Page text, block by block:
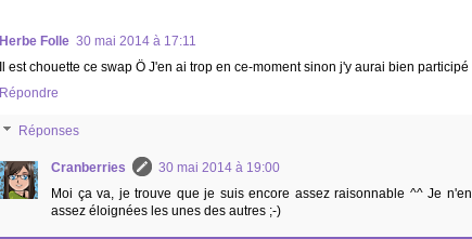
Herbe Folle 30 mai 2014 à 17:11
Il est chouette ce swap Ö J'en ai trop en ce-moment sinon j'y aurai bien participé
Répondre
Réponses
Cranberries
30 mai 2014 à 19:00
Moi ça va, je trouve que je suis encore assez raisonnable ^^ Je
assez éloignées les unes des autres ;-)